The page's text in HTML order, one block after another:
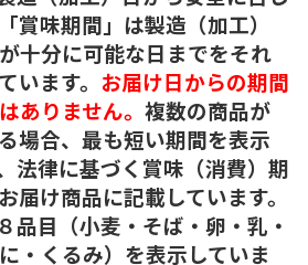
賞味期間」は製造（加工）
十分に可能な日までをそれ
います。 お届け日からの期間
ありません。 複数の商品が
場合、最も短い期間を表示
法律に基づく賞味（消費）期
届け商品に記載しています。
品目（小麦・そば・卵・乳・
・くるみ）を表示していま